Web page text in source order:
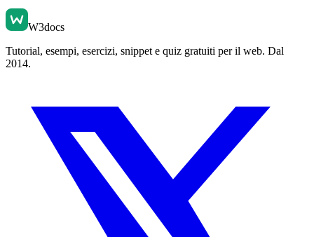
W3docs
Tutorial, esempi, esercizi, snippet e quiz gratuiti per il web. Dal
2014.